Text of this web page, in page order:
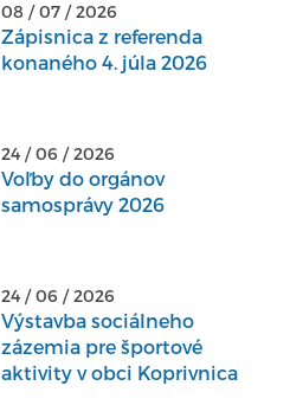
08 / 07 / 2026
Zápisnica z referenda
konaného 4. júla 2026
24 / 06 / 2026
Voľby do orgánov
samosprávy 2026
24 / 06 / 2026
Výstavba sociálneho
zázemia pre športové
aktivity v obci Koprivnica